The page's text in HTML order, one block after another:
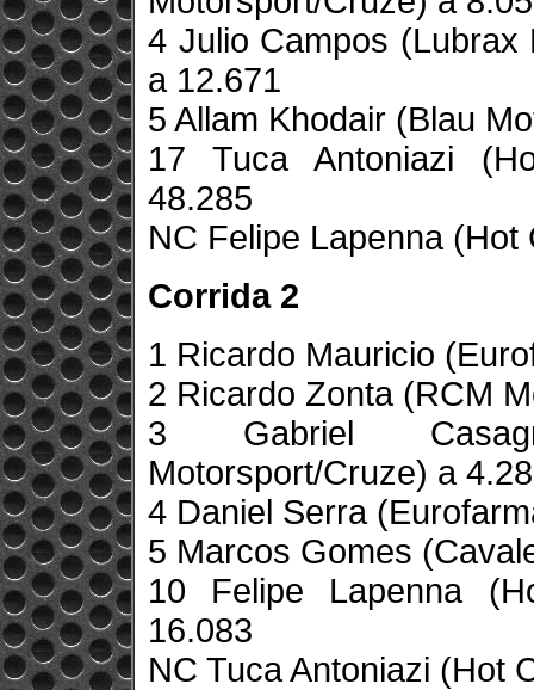
4 Julio Campos (Lubrax
a 12.671
5 Allam Khodair (Blau
17 Tuca Antoniazi
48.285
NC Felipe Lapenna
Corrida 2
1 Ricardo Mauricio
2 Ricardo Zonta (RCM
3 Gabriel
Motorsport/Cruze) a
4 Daniel Serra
5 Marcos Gomes
10 Felipe Lapenna
16.083
NC Tuca Antoniazi (Hot